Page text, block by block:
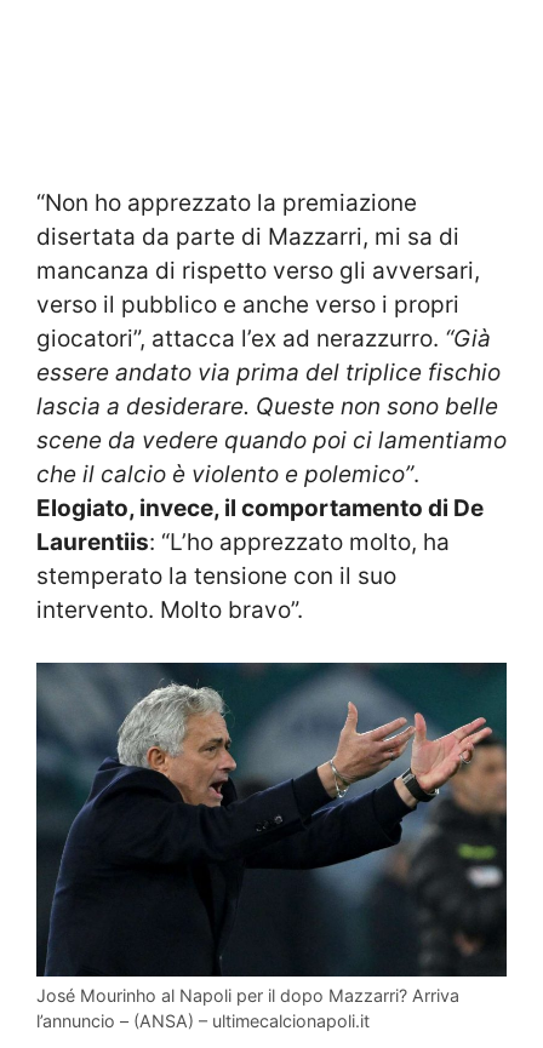
“Non ho apprezzato la premiazione
disertata da parte di Mazzarri, mi sa di
mancanza di rispetto verso gli avversari,
verso il pubblico e anche verso i propri
giocatori”, attacca l’ex ad nerazzurro. “Già
essere andato via prima del triplice fischio
lascia a desiderare. Queste non sono belle
scene da vedere quando poi ci lamentiamo
che il calcio è violento e polemico”.
Elogiato, invece, il comportamento di De
Laurentiis: “L’ho apprezzato molto, ha
stemperato la tensione con il suo
intervento. Molto bravo”.
José Mourinho al Napoli per il dopo Mazzarri? Arriva
l’annuncio – (ANSA) – ultimecalcionapoli.it